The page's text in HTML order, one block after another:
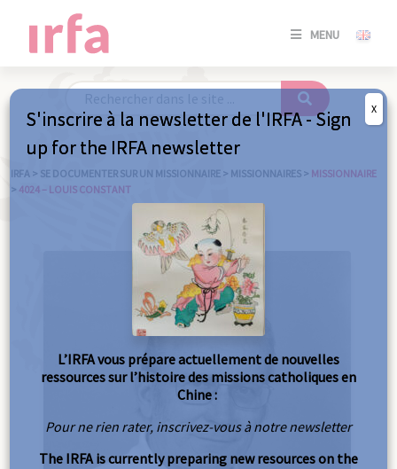
MENU
SE
/
IRFA > SE DOCUMENTER SUR UN MISSIONNAIRE > MISSIONNAIRES > MISSIONNAIRE
> 4024 – LOUIS CONSTANT
S'inscrire à la newsletter de l'IRFA - Sign
up for the IRFA newsletter
L’IRFA vous prépare actuellement de nouvelles
ressources sur l’histoire des missions catholiques en
Chine :
Pour ne rien rater, inscrivez-vous à notre newsletter
The IRFA is currently preparing new resources on the
X